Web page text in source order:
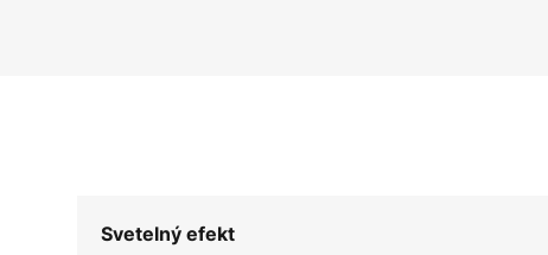
Svetelný efekt